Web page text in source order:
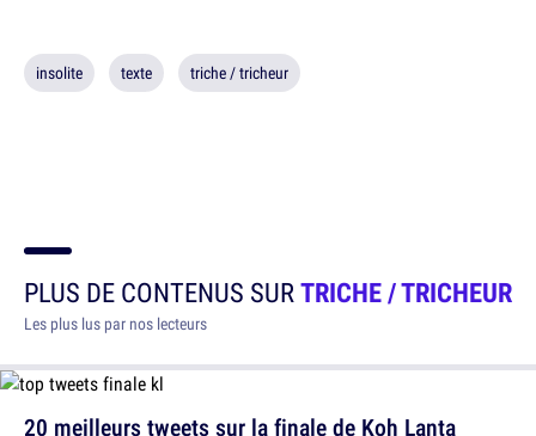
insolite texte triche / tricheur
PLUS DE CONTENUS SURTRICHE / TRICHEUR
Les plus lus par nos lecteurs
20 meilleurs tweets sur la finale de Koh Lanta